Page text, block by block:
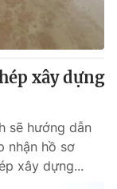
có sự chấp
phát hành lại
xây dựng
sẽ hướng dẫn
nhận hồ sơ
xây dựng...